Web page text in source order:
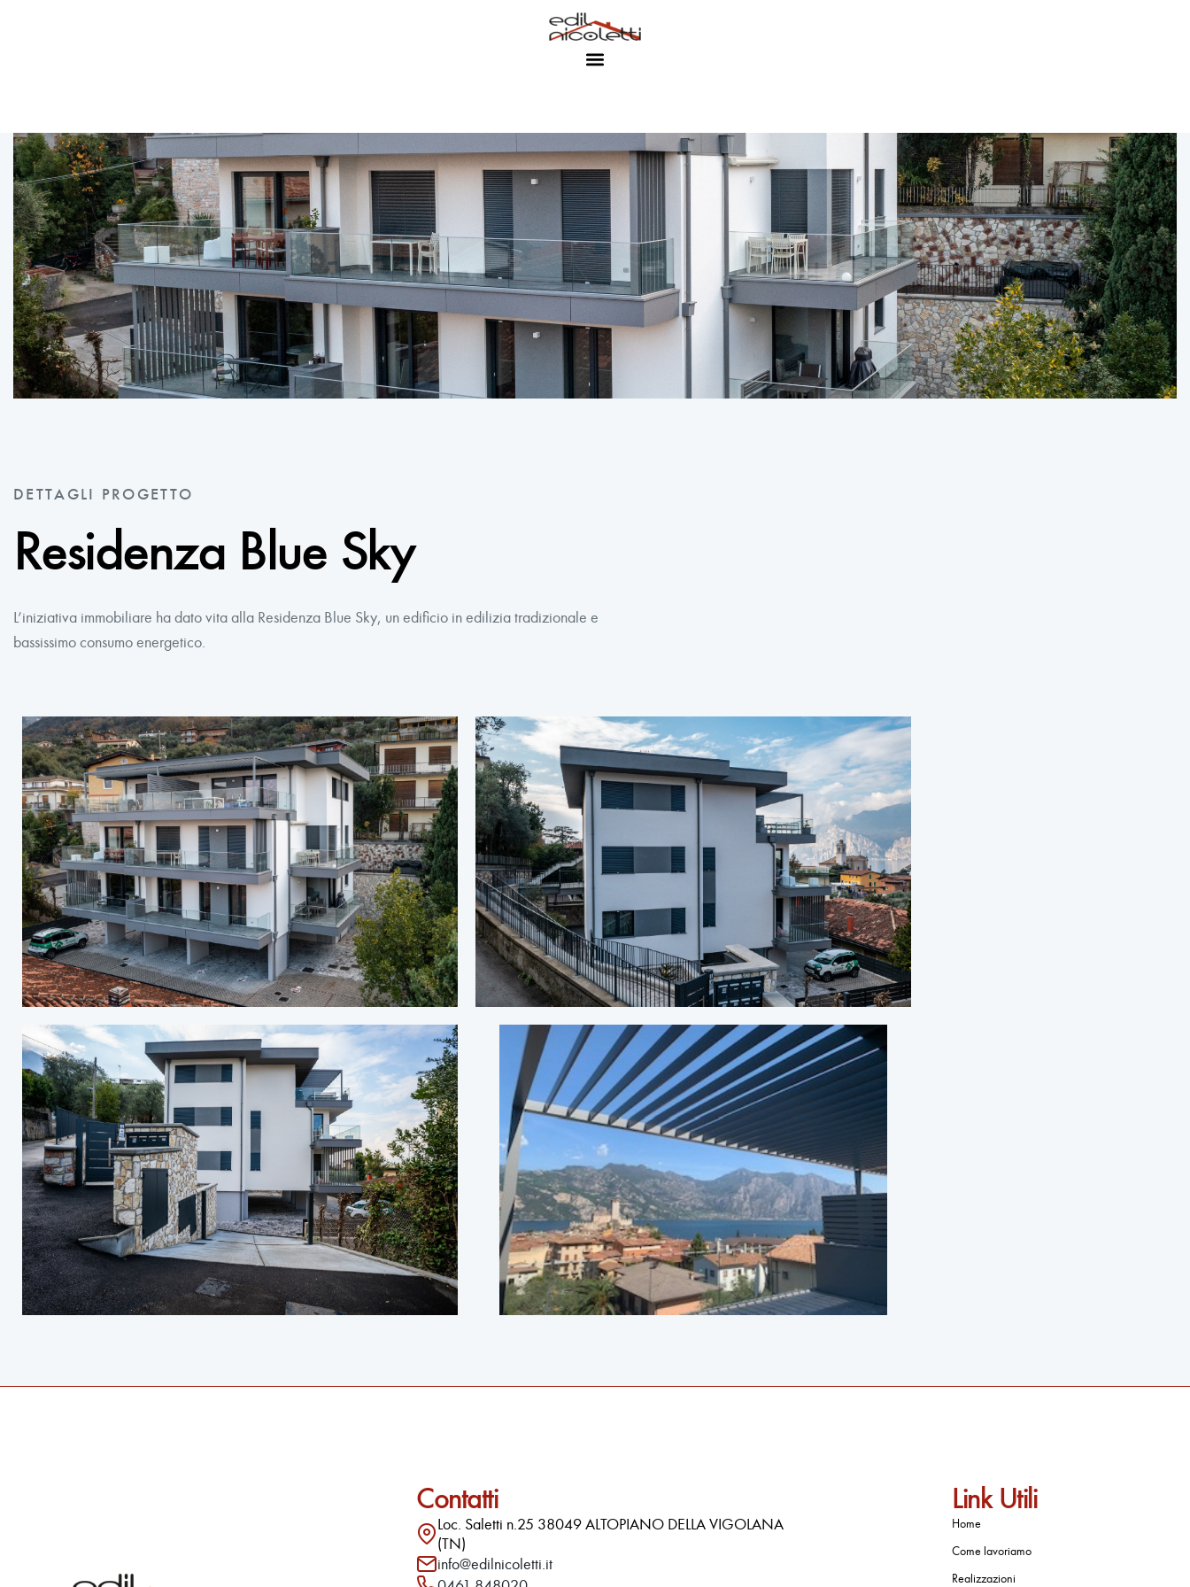
DETTAGLI PROGETTO
Residenza Blue Sky
L’iniziativa immobiliare ha dato vita alla Residenza Blue Sky, un edificio in edilizia tradizionale e
bassissimo consumo energetico.
Link Utili
Home
Come lavoriamo
Realizzazioni
Contatti
Loc. Saletti n.25 38049 ALTOPIANO DELLA VIGOLANA
(TN)
info@edilnicoletti.it